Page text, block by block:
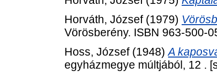
Horváth, József(1979)
Vörösberény. ISBN 963-500-
Hoss, József(1948)A
egyházmegye múltjából, 12 .